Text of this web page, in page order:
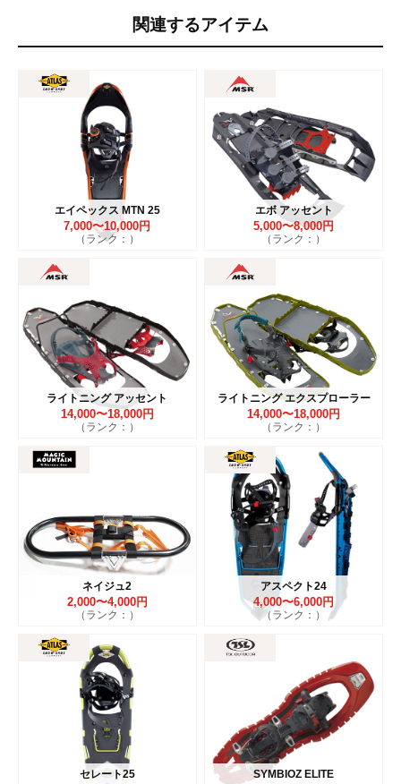
関連するアイテム
エイペックス MTN 25
7,000〜10,000円
（ランク：）
エボ アッセント
5,000〜8,000円
（ランク：）
ライトニング アッセント
14,000〜18,000円
（ランク：）
ライトニング エクスプローラー
14,000〜18,000円
（ランク：）
ネイジュ2
2,000〜4,000円
（ランク：）
アスペクト24
4,000〜6,000円
（ランク：）
セレート25 SYMBIOZ ELITE